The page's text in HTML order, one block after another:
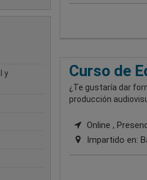
y
Curso de
¿Te gustaría dar
producción
Online ,
Impartido en: